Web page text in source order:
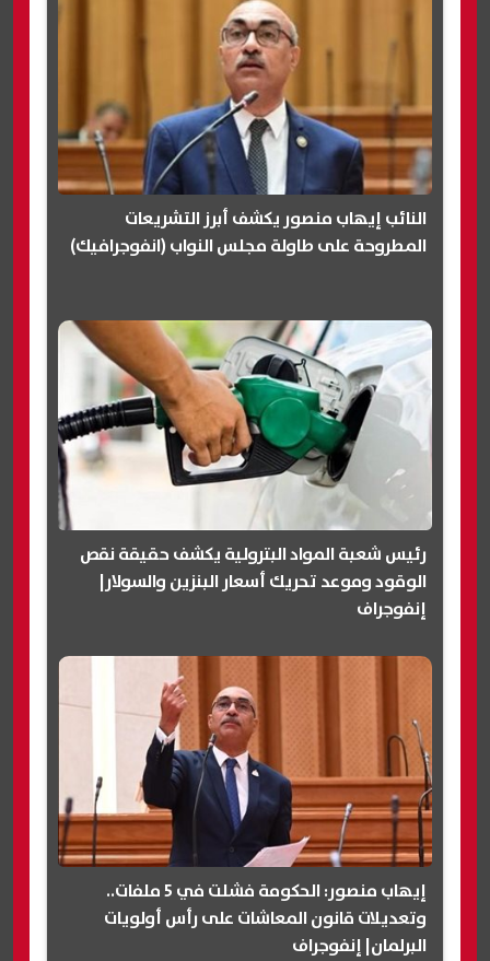
النائب إيهاب منصور يكشف أبرز التشريعات
المطروحة على طاولة مجلس النواب (انفوجرافيك)
رئيس شعبة المواد البترولية يكشف حقيقة نقص
الوقود وموعد تحريك أسعار البنزين والسولار|
إنفوجراف
إيهاب منصور: الحكومة فشلت في 5 ملفات..
وتعديلات قانون المعاشات على رأس أولويات
البرلمان| إنفوجراف